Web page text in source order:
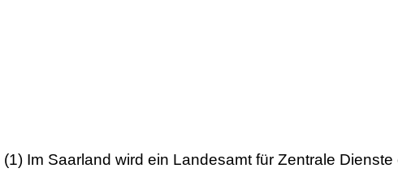
(1) Im Saarland wird ein Landesamt für Zentrale Dienste